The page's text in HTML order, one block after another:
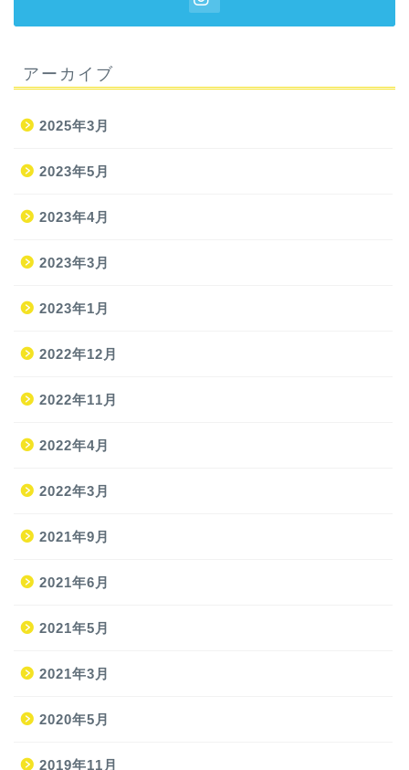
アーカイブ
2025年3月
2023年5月
2023年4月
2023年3月
2023年1月
2022年12月
2022年11月
2022年4月
2022年3月
2021年9月
2021年6月
2021年5月
2021年3月
2020年5月
2019年11月